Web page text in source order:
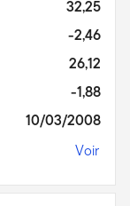
32,25
-2,46
26,12
-1,88
10/03/2008
Voir